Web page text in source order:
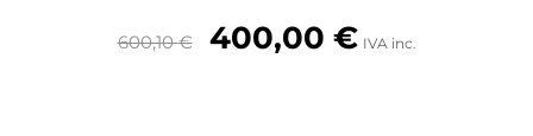
600,10€ 400,00 € IVA inc.